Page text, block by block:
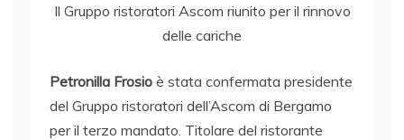
Il Gruppo ristoratori Ascom riunito per il rinnovo
delle cariche
Petronilla Frosio è stata confermata presidente
del Gruppo ristoratori dell’Ascom di Bergamo
per il terzo mandato. Titolare del ristorante